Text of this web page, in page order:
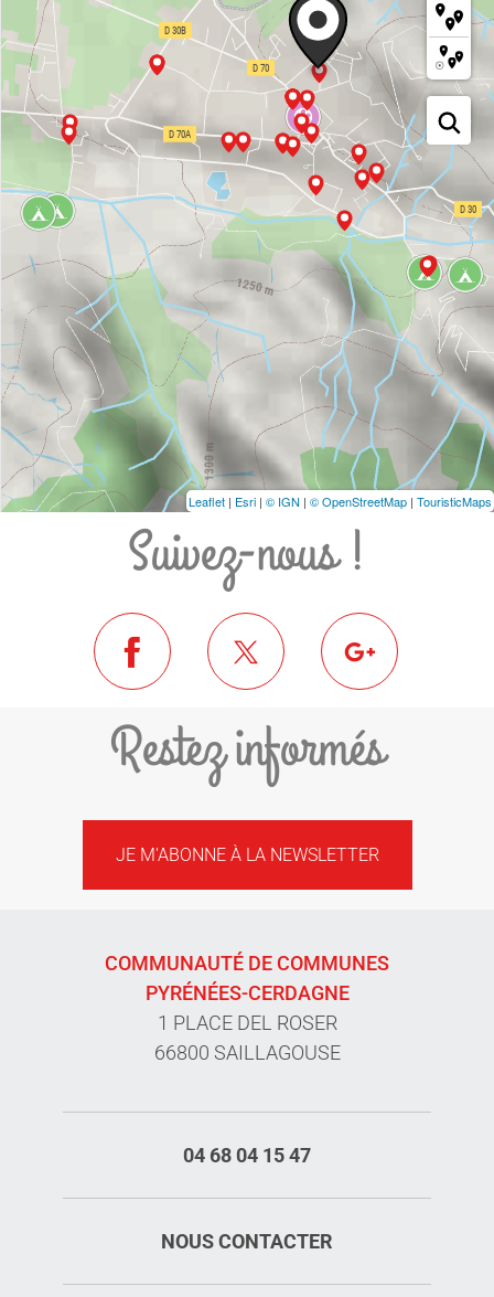
Leaflet | Esri | © IGN | © OpenStreetMap | TouristicMaps
Suivez-nous !
Restez informés
JE M'ABONNE À LA NEWSLETTER
COMMUNAUTÉ DE COMMUNES
PYRÉNÉES-CERDAGNE
1 PLACE DEL ROSER
66800 SAILLAGOUSE
04 68 04 15 47
NOUS CONTACTER